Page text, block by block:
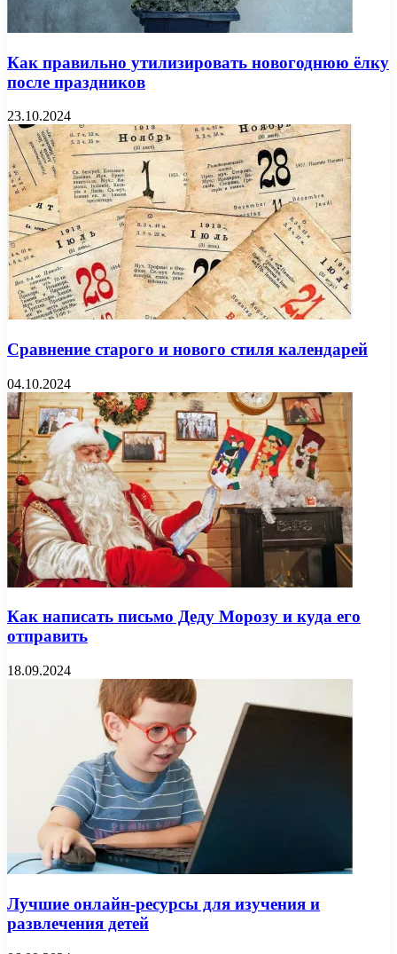
Как правильно утилизировать новогоднюю ёлку
после праздников
23.10.2024
Сравнение старого и нового стиля календарей
04.10.2024
Как написать письмо Деду Морозу и куда его
отправить
18.09.2024
Лучшие онлайн-ресурсы для изучения и
развлечения детей